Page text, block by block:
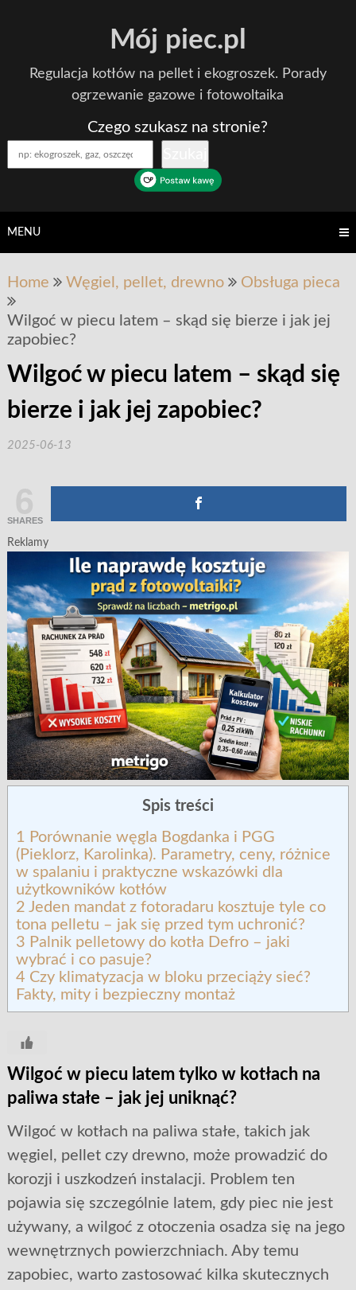
Mój piec.pl
Regulacja kotłów na pellet i ekogroszek. Porady
ogrzewanie gazowe i fotowoltaika
Czego szukasz na stronie?
MENU
Home Węgiel, pellet, drewno Obsługa pieca
Wilgoć w piecu latem – skąd się bierze i jak jej
zapobiec?
Wilgoć w piecu latem – skąd się
bierze i jak jej zapobiec?
2025-06-13
SHARES
Reklamy
Spis treści
1 Porównanie węgla Bogdanka i PGG
(Pieklorz, Karolinka). Parametry, ceny, różnice
w spalaniu i praktyczne wskazówki dla
użytkowników kotłów
2 Jeden mandat z fotoradaru kosztuje tyle co
tona pelletu – jak się przed tym uchronić?
3 Palnik pelletowy do kotła Defro – jaki
wybrać i co pasuje?
4 Czy klimatyzacja w bloku przeciąży sieć?
Fakty, mity i bezpieczny montaż
Wilgoć w piecu latem tylko w kotłach na
paliwa stałe – jak jej uniknąć?
Wilgoć w kotłach na paliwa stałe, takich jak
węgiel, pellet czy drewno, może prowadzić do
korozji i uszkodzeń instalacji. Problem ten
pojawia się szczególnie latem, gdy piec nie jest
używany, a wilgoć z otoczenia osadza się na jego
wewnętrznych powierzchniach. Aby temu
zapobiec, warto zastosować kilka skutecznych